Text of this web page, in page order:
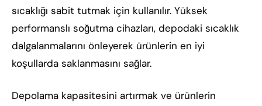
sıcaklığı sabit tutmak için kullanılır. Yüksek
performanslı soğutma cihazları, depodaki sıcaklık
dalgalanmalarını önleyerek ürünlerin en iyi
koşullarda saklanmasını sağlar.
Depolama kapasitesini artırmak ve ürünlerin